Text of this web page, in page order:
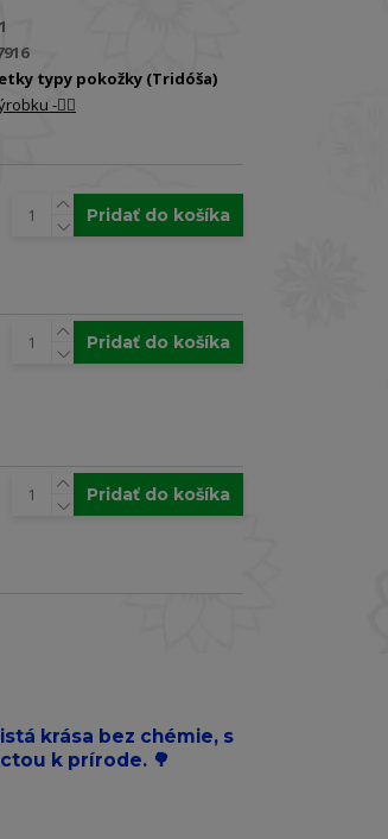
typy pokožky (Tridóša)
-🐕‍🦺
Pridať do košíka
Pridať do košíka
Pridať do košíka
krása bez chémie, s
k prírode. 🌳